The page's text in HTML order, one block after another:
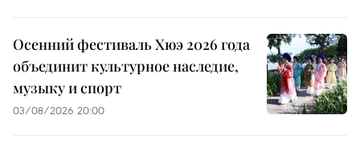
Осенний фестиваль Хюэ 2026 года
объединит культурное наследие,
музыку и спорт
03/08/2026 20:00